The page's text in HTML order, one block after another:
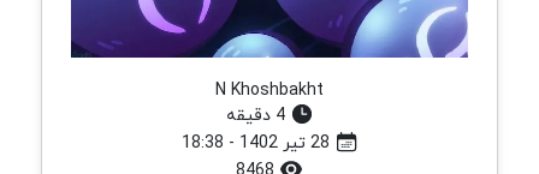
N Khoshbakht
4 دقیقه